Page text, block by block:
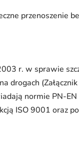
przenoszenie
r. w sprawie
normie PN-
ISO 9001 oraz